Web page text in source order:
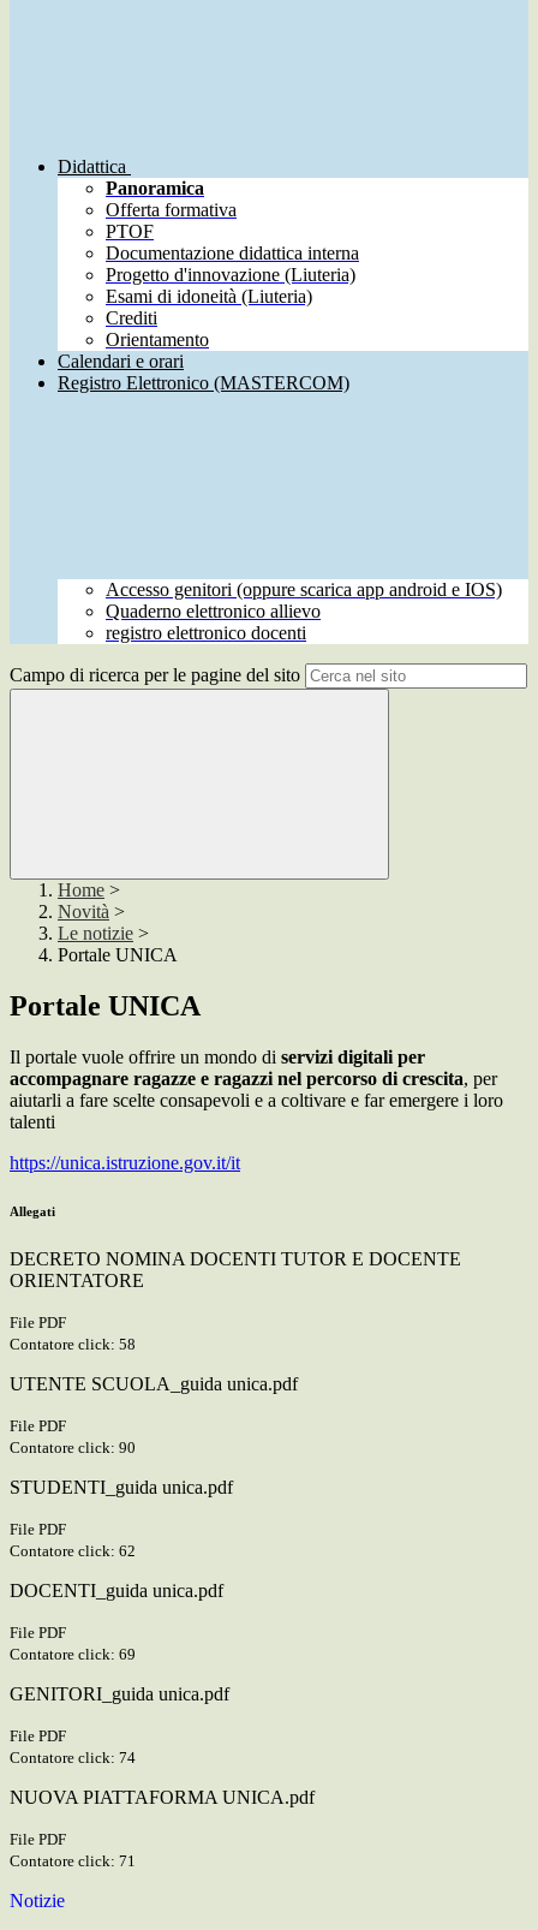
Didattica
Panoramica
Offerta formativa
PTOF
Documentazione didattica interna
Progetto d'innovazione (Liuteria)
Esami di idoneità (Liuteria)
Crediti
Orientamento
Calendari e orari
Registro Elettronico (MASTERCOM)
Accesso genitori (oppure scarica app android e IOS)
Quaderno elettronico allievo
registro elettronico docenti
Campo di ricerca per le pagine del sito
Home >
Novità >
Le notizie >
Portale UNICA
Portale UNICA
Il portale vuole offrire un mondo di servizi digitali per
accompagnare ragazze e ragazzi nel percorso di crescita, per
aiutarli a fare scelte consapevoli e a coltivare e far emergere i loro
talenti
https://unica.istruzione.gov.it/it
Allegati
DECRETO NOMINA DOCENTI TUTOR E DOCENTE
ORIENTATORE
File PDF
Contatore click: 58
UTENTE SCUOLA_guida unica.pdf
File PDF
Contatore click: 90
STUDENTI_guida unica.pdf
File PDF
Contatore click: 62
DOCENTI_guida unica.pdf
File PDF
Contatore click: 69
GENITORI_guida unica.pdf
File PDF
Contatore click: 74
NUOVA PIATTAFORMA UNICA.pdf
File PDF
Contatore click: 71
Notizie